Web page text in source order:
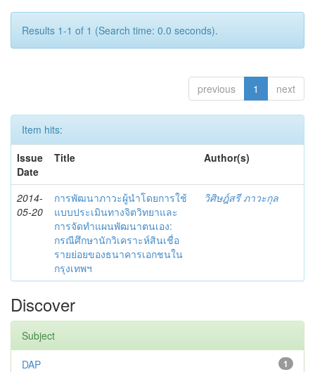
Results 1-1 of 1 (Search time: 0.0 seconds).
previous 1 next
Item hits:
Issue
Date
Title Author(s)
2014-
05-20
การพัฒนาภาวะผู้นำโดยการใช้
แบบประเมินทางจิตวิทยาและ
การจัดทำแผนพัฒนาตนเอง:
กรณีศึกษานักวิเคราะห์สินเชื่อ
รายย่อยของธนาคารเอกชนใน
กรุงเทพฯ
วิศิษฎ์สรี ภาวะกุล
Discover
Subject
1
DAP